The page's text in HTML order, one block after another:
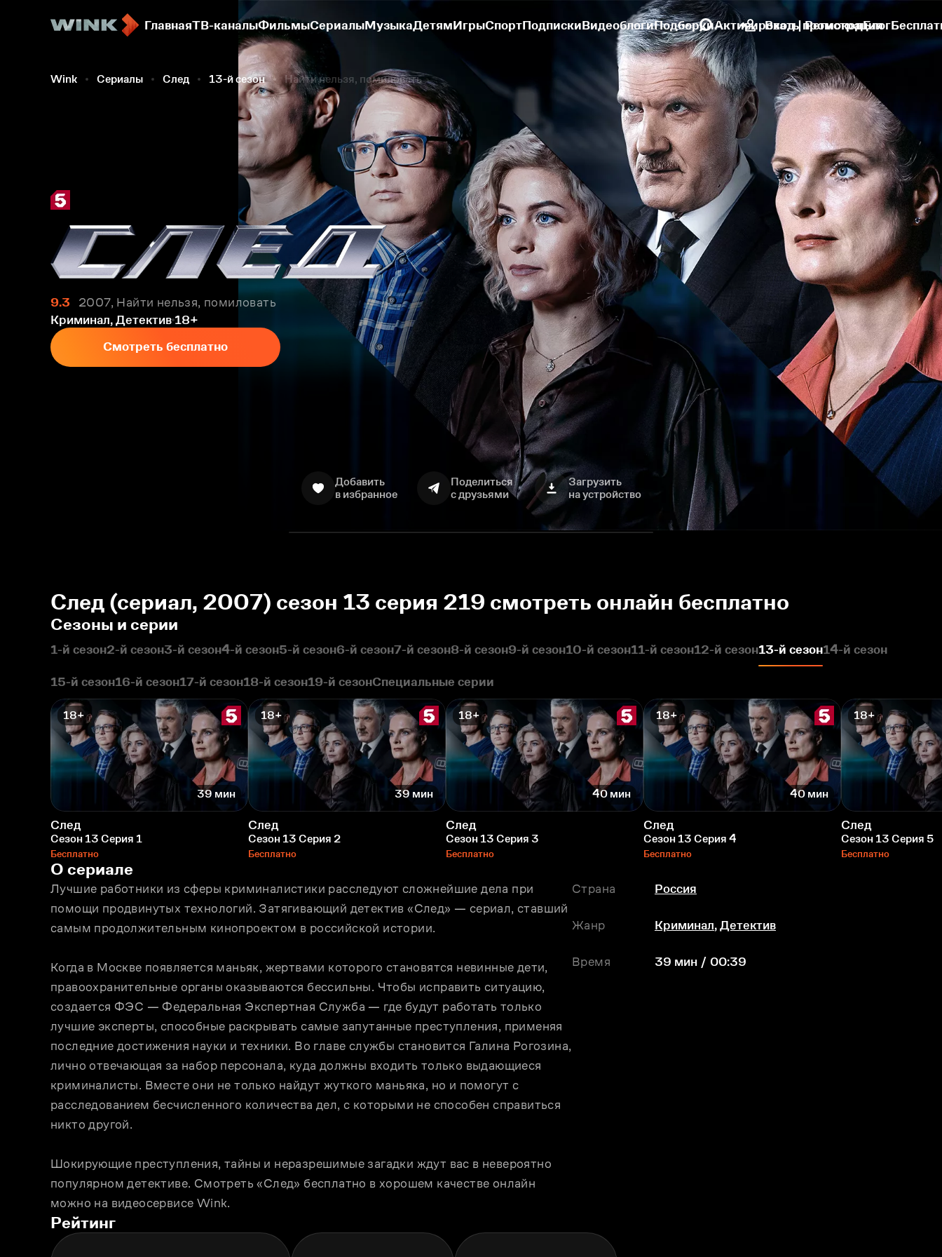
ГлавнаяТВ-каналыФильмыСериалыМузыкаДетямИгрыСпортПодпискиВидеоблогиПодборкиАктивировать промокодБлог
Вход | Регистрация
Wink Сериалы След 13-й сезон Найти нельзя, помиловать
9.3
2007, Найти нельзя, помиловать
Криминал, Детектив 18+
Смотреть бесплатно
Добавить
в избранное
Поделиться
с друзьями
Загрузить
на устройство
След (сериал, 2007) сезон 13 серия 219 смотреть онлайн бесплатно
Сезоны и серии
1-й сезон2-й сезон3-й сезон4-й сезон5-й сезон6-й сезон7-й сезон8-й сезон9-й сезон10-й сезон11-й сезон12-й сезон13-й сезон14-й сезон
15-й сезон16-й сезон17-й сезон18-й сезон19-й сезонСпециальные серии
18+
39 мин
След
Сезон 13 Серия 1
Бесплатно
18+
39 мин
След
Сезон 13 Серия 2
Бесплатно
18+
40 мин
След
Сезон 13 Серия 3
Бесплатно
18+
40 мин
След
Сезон 13 Серия 4
Бесплатно
18+
След
Сезон 13 Серия 5
Бесплатно
О сериале
Лучшие работники из сферы криминалистики расследуют сложнейшие дела при
помощи продвинутых технологий. Затягивающий детектив «След» — сериал, ставший
самым продолжительным кинопроектом в российской истории.
Когда в Москве появляется маньяк, жертвами которого становятся невинные дети,
правоохранительные органы оказываются бессильны. Чтобы исправить ситуацию,
создается ФЭС — Федеральная Экспертная Служба — где будут работать только
лучшие эксперты, способные раскрывать самые запутанные преступления, применяя
последние достижения науки и техники. Во главе службы становится Галина Рогозина,
лично отвечающая за набор персонала, куда должны входить только выдающиеся
криминалисты. Вместе они не только найдут жуткого маньяка, но и помогут с
расследованием бесчисленного количества дел, с которыми не способен справиться
никто другой.
Шокирующие преступления, тайны и неразрешимые загадки ждут вас в невероятно
популярном детективе. Смотреть «След» бесплатно в хорошем качестве онлайн
можно на видеосервисе Wink.
Страна Россия
Жанр Криминал, Детектив
Время 39 мин / 00:39
Рейтинг